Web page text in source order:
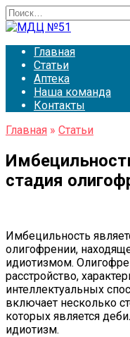
Перейти
к
Search
for:
Главная
Статьи
Аптека
Наша команда
Контакты
Главная » Статьи
стадия
Имбецильность
олигофрении,
идиотизмом.
расстройство,
интеллектуальных
включает несколько
которых является
идиотизм.